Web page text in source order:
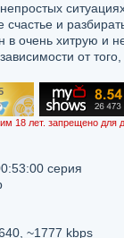
счастье и
в очень хитрую и
от
18 лет. запрещено для
серия
~1777 kbps